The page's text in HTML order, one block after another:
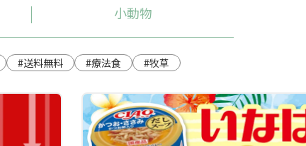
小動物
#送料無料 #療法食 #牧草